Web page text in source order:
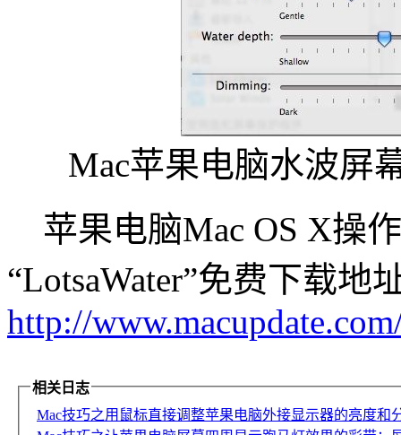
Mac苹果电脑水波屏
苹果电脑Mac OS X操
“LotsaWater”免费下载地
http://
相关日志
Mac技巧之用鼠标直接调整苹果电脑外接显示器的亮度和